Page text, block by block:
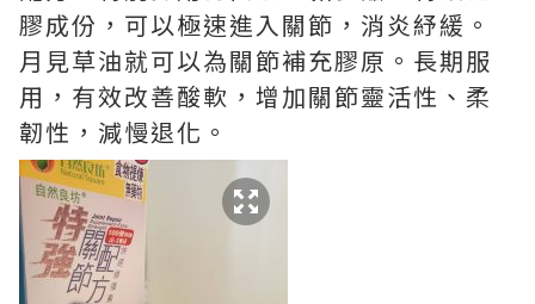
膠成份，可以極速進入關節，消炎紓緩。
月見草油就可以為關節補充膠原。長期服
用，有效改善酸軟，增加關節靈活性、柔
韌性，減慢退化。